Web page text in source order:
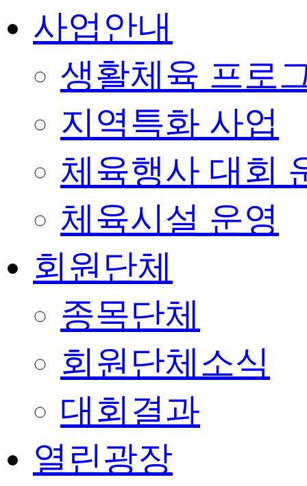
사업안내
생활체육 프로
지역특화 사업
체육행사 대회
체육시설 운영
회원단체
종목단체
회원단체소식
대회결과
열린광장